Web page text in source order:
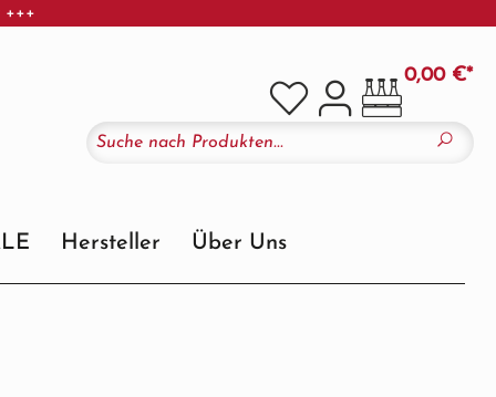
0,00 €*
Hersteller Über Uns